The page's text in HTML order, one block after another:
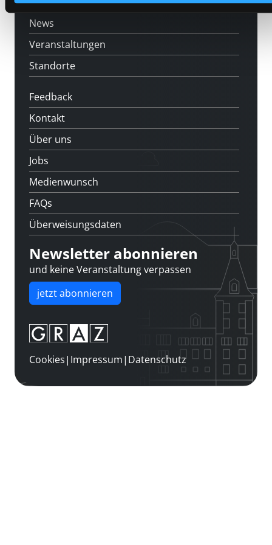
News
Veranstaltungen
Standorte
Feedback
Kontakt
Über uns
Jobs
Medienwunsch
FAQs
Überweisungsdaten
Newsletter abonnieren
und keine Veranstaltung verpassen
jetzt abonnieren
Cookies| Impressum| Datenschutz